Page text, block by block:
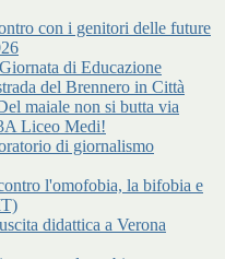
con i genitori delle future
di Educazione
del Brennero in Città
maiale non si butta via
Liceo Medi!
di giornalismo
l'omofobia, la bifobia e
didattica a Verona